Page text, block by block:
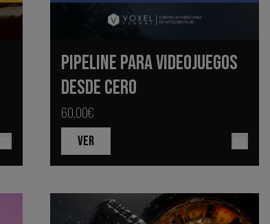
PIPELINE PARA VIDEOJUEGOS
DESDE CERO
60,00€
VER